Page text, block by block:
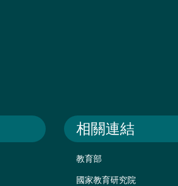
相關連結
教育部
國家教育研究院